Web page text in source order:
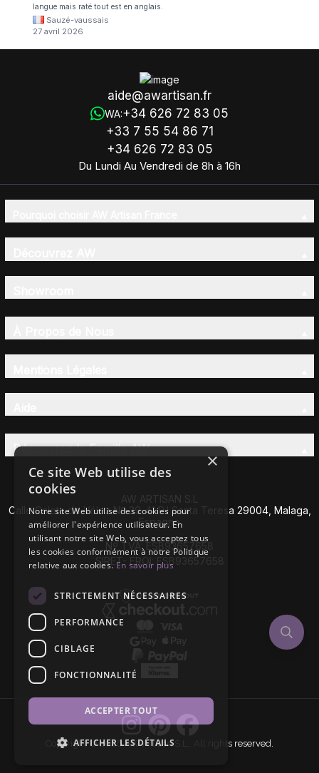
langue mais raté tout est en anglais.
Sauzé-vaussais
27 avril 2026
aide@awartisan.fr
WA:+34 626 72 83 05
+33 7 55 54 86 71
+34 626 72 83 05
Du Lundi Au Vendredi de 8h à 16h
Découvrez la Famille AW
AW ARTISAN S.L
Calle Caleta de Vélez Nº 39-41 P.I Santa Teresa 29004, Malaga,
Espagne
Nº TVA: ESB93657658
SIRET- EROI: ESB93657658
Copyright © 2026 AW Artisan S.L,. All rights reserved.
×
Ce site Web utilise des
cookies
Notre site Web utilise des cookies pour
améliorer l'expérience utilisateur. En
utilisant notre site Web, vous acceptez tous
les cookies conformément à notre Politique
relative aux cookies.En savoir plus
STRICTEMENT NÉCESSAIRES
PERFORMANCE
CIBLAGE
FONCTIONNALITÉ
ACCEPTER TOUT
AFFICHER LES DÉTAILS